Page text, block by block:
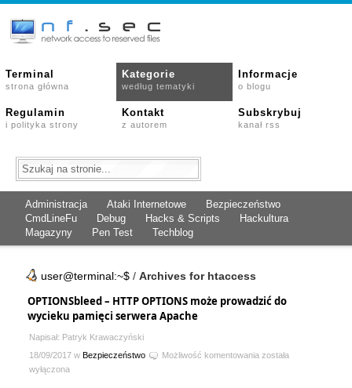
Terminal
strona główna
Kategorie
według tematyki
Informacje
o blogu
Regulamin
i polityka strony
Kontakt
z autorem
Subskrybuj
kanał rss
Administracja Ataki Internetowe
Bezpieczeństwo
CmdLineFu
Debug Hacks & Scripts
Hackultura
Magazyny
Pen Test Techblog
user@terminal:~$ / Archives for htaccess
OPTIONSbleed – HTTP OPTIONS może prowadzić do
wycieku pamięci serwera Apache
Napisał: Patryk Krawaczyński
18/09/2017 w Bezpieczeństwo Możliwość komentowania OPTIONSbleed
została
wyłączona